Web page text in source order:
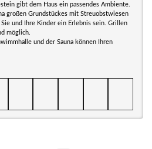
gibt dem Haus ein passendes Ambiente.
großen Grundstückes mit Streuobstwiesen
und Ihre Kinder ein Erlebnis sein. Grillen
möglich.
und der Sauna können Ihren